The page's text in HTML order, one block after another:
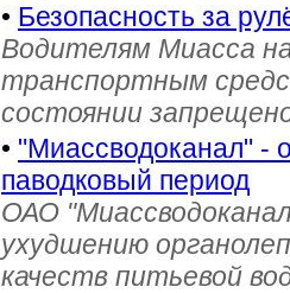
• Безопасность за
Водителям Миасса
транспортным
состоянии
• "Миассводоканал" -
паводковый период
ОАО
ухудшению
качеств питьевой